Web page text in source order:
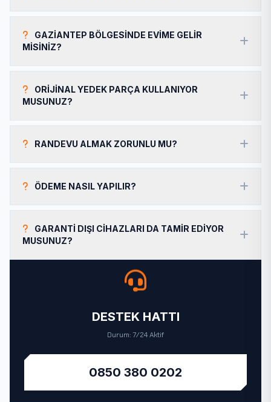
GAZIANTEP BÖLGESINDE EVIME GELIR
MISINIZ?
ORIJINAL YEDEK PARÇA KULLANIYOR
MUSUNUZ?
RANDEVU ALMAK ZORUNLU MU?
ÖDEME NASIL YAPILIR?
GARANTI DIŞI CIHAZLARI DA TAMIR EDIYOR
MUSUNUZ?
DESTEK HATTI
Durum: 7/24 Aktif
0850 380 0202